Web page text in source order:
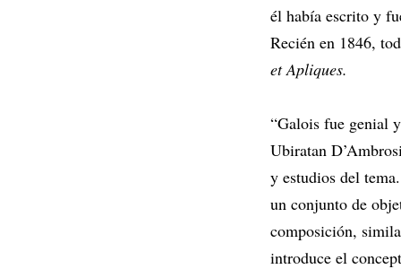
él había escrito y
Recién en 1846,
et Apliques.
“Galois fue genial
Ubiratan
y estudios del
un conjunto de
composición,
introduce el